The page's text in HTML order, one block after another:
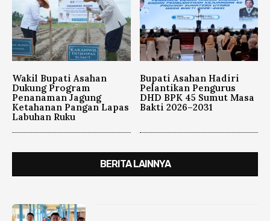
Wakil Bupati Asahan
Dukung Program
Penanaman Jagung
Ketahanan Pangan Lapas
Labuhan Ruku
Bupati Asahan Hadiri
Pelantikan Pengurus
DHD BPK 45 Sumut Masa
Bakti 2026–2031
BERITA LAINNYA